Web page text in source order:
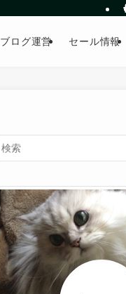
ブログ運営 セール情報